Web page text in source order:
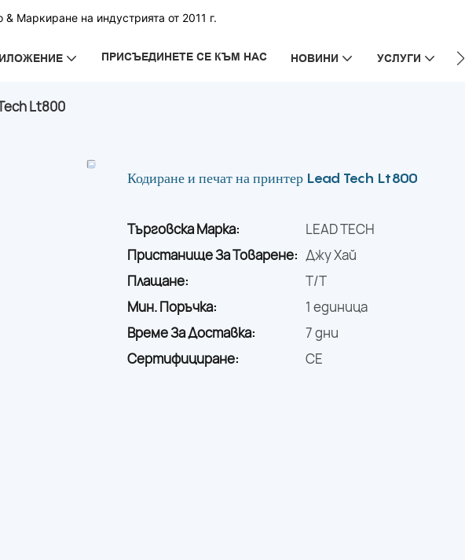
Маркиране на индустрията от 2011 г.
ПРИСЪЕДИНЕТЕ СЕ КЪМ НАС НОВИНИ УСЛУГИ
Lt800
Кодиране и печат на принтер Lead Tech Lt800
Търговска Марка:
LEAD TECH
Пристанище За Товарене: Джу Хай
Плащане:
T/T
Мин. Поръчка:
1 единица
Време За Доставка:
7 дни
Сертифициране:
CE